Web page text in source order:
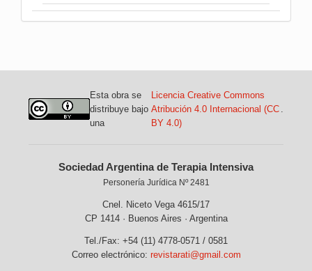
Esta obra se
distribuye bajo
una
Licencia Creative Commons
Atribución 4.0 Internacional (CC
BY 4.0)
Sociedad Argentina de Terapia Intensiva
Personería Jurídica Nº 2481
Cnel. Niceto Vega 4615/17
CP 1414 · Buenos Aires · Argentina
Tel./Fax: +54 (11) 4778-0571 / 0581
Correo electrónico: revistarati@gmail.com